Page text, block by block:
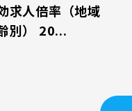
人倍率（地域
別） 20...